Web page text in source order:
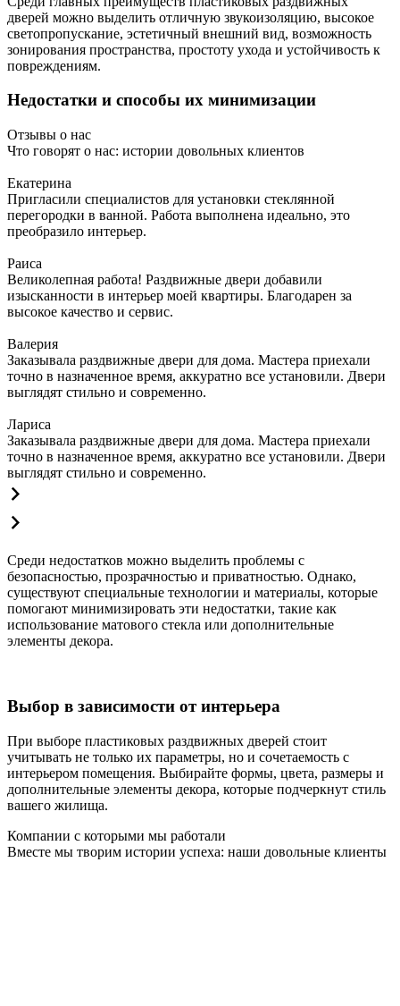
дверей можно выделить отличную звукоизоляцию, высокое
светопропускание, эстетичный внешний вид, возможность
зонирования пространства, простоту ухода и устойчивость к
повреждениям.
Недостатки и способы их минимизации
Отзывы о нас
Что говорят о нас: истории довольных клиентов
Екатерина
Пригласили специалистов для установки стеклянной
перегородки в ванной. Работа выполнена идеально, это
преобразило интерьер.
Раиса
Великолепная работа! Раздвижные двери добавили
изысканности в интерьер моей квартиры. Благодарен за
высокое качество и сервис.
Валерия
Заказывала раздвижные двери для дома. Мастера приехали
точно в назначенное время, аккуратно все установили. Двери
выглядят стильно и современно.
Лариса
Заказывала раздвижные двери для дома. Мастера приехали
точно в назначенное время, аккуратно все установили. Двери
выглядят стильно и современно.
Среди недостатков можно выделить проблемы с
безопасностью, прозрачностью и приватностью. Однако,
существуют специальные технологии и материалы, которые
помогают минимизировать эти недостатки, такие как
использование матового стекла или дополнительные
элементы декора.
Выбор в зависимости от интерьера
При выборе пластиковых раздвижных дверей стоит
учитывать не только их параметры, но и сочетаемость с
интерьером помещения. Выбирайте формы, цвета, размеры и
дополнительные элементы декора, которые подчеркнут стиль
вашего жилища.
Компании с которыми мы работали
Вместе мы творим истории успеха: наши довольные клиенты